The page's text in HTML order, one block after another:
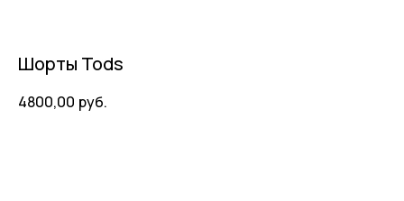
Шорты Tods
4800,00 руб.